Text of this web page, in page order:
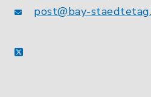
post@bay-
X